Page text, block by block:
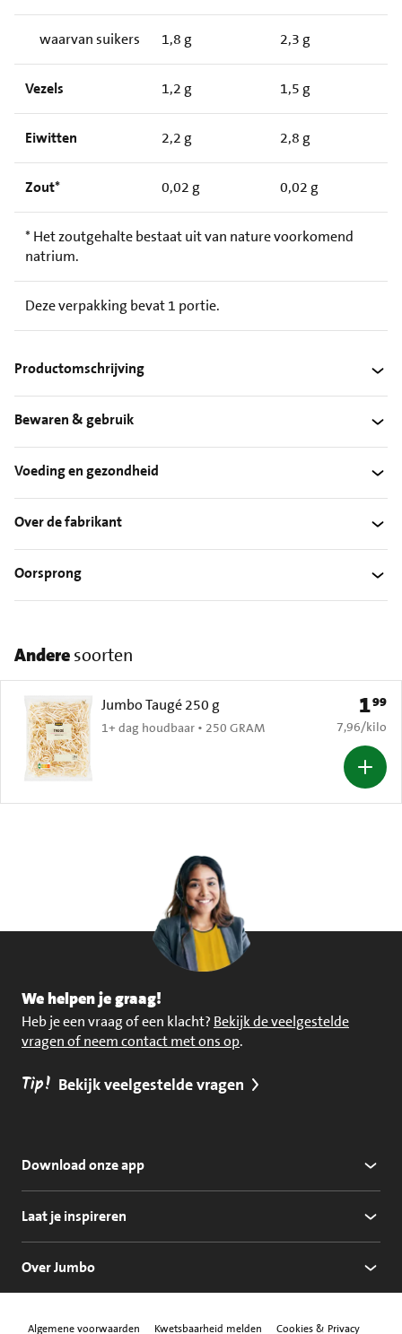
waarvan suikers 1,8 g 2,3 g
Vezels 1,2 g 1,5 g
Eiwitten 2,2 g 2,8 g
Zout* 0,02 g 0,02 g
* Het zoutgehalte bestaat uit van nature voorkomend
natrium.
Deze verpakking bevat 1 portie.
Productomschrijving
Bewaren & gebruik
Voeding en gezondheid
Over de fabrikant
Oorsprong
Anderesoorten
Jumbo Taugé 250 g
1+ dag houdbaar • 250 GRAM
Prijs:
199
€ 7,96 per
7,96/kilo
We helpen je graag!
Heb je een vraag of een klacht? Bekijk de veelgestelde
vragen of neem contact met ons op.
Tip! Bekijk veelgestelde vragen
Download onze app
Laat je inspireren
Over Jumbo
Algemene voorwaarden Kwetsbaarheid melden Cookies & Privacy